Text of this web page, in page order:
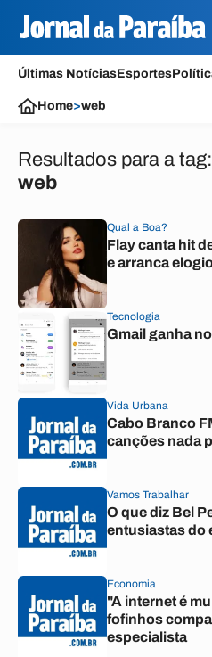
Últimas NotíciasEsportes
Home>web
Resultados para a tag:
web
Qual a Boa?
Flay canta hit
e arranca
Tecnologia
Gmail ganha
Vida Urbana
Cabo Branco
canções nada
Vamos Trabalhar
O que diz Bel
entusiastas do
Economia
"A internet é
fofinhos
especialista